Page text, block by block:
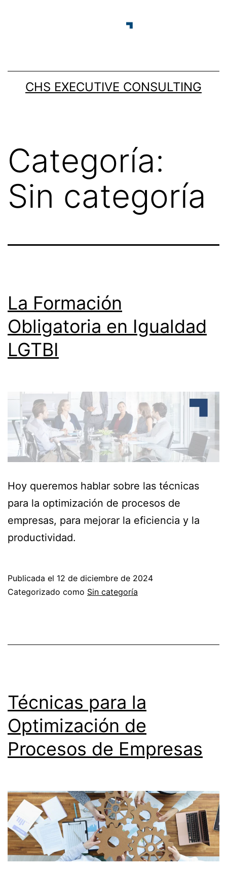
CHS EXECUTIVE CONSULTING
Categoría:
Sin categoría
La Formación
Obligatoria en Igualdad
LGTBI
Hoy queremos hablar sobre las técnicas
para la optimización de procesos de
empresas, para mejorar la eficiencia y la
productividad.
Publicada el 12 de diciembre de 2024
Categorizado como Sin categoría
Técnicas para la
Optimización de
Procesos de Empresas